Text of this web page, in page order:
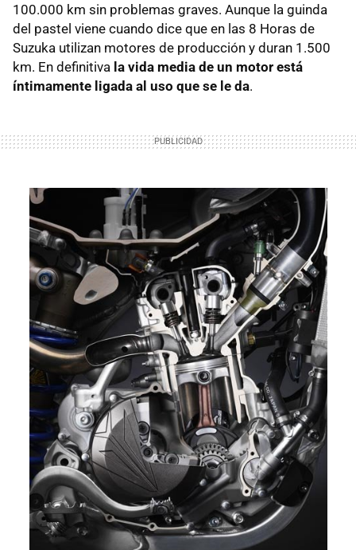
100.000 km sin problemas graves. Aunque la guinda
del pastel viene cuando dice que en las 8 Horas de
Suzuka utilizan motores de producción y duran 1.500
km. En definitiva la vida media de un motor está
íntimamente ligada al uso que se le da.